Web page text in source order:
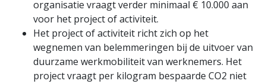
organisatie vraagt verder minimaal € 10.000 aan
voor het project of activiteit.
Het project of activiteit richt zich op het
wegnemen van belemmeringen bij de uitvoer van
duurzame werkmobiliteit van werknemers. Het
project vraagt per kilogram bespaarde CO2 niet